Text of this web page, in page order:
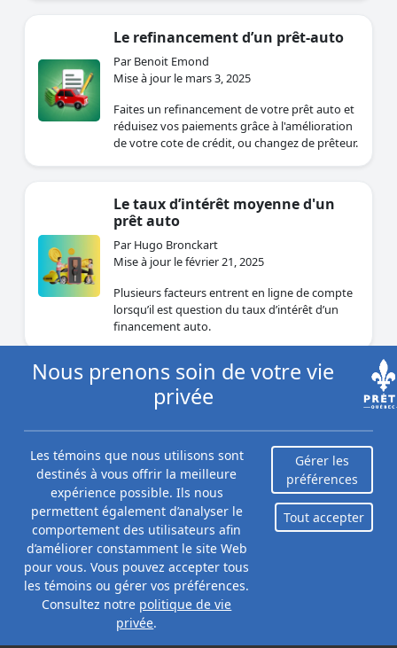
Le refinancement d’un prêt-auto
Par Benoit Emond
Mise à jour le mars 3, 2025
Faites un refinancement de votre prêt auto et
réduisez vos paiements grâce à l'amélioration
de votre cote de crédit, ou changez de prêteur.
Le taux d’intérêt moyenne d'un
prêt auto
Par Hugo Bronckart
Mise à jour le février 21, 2025
Plusieurs facteurs entrent en ligne de compte
lorsqu’il est question du taux d’intérêt d’un
financement auto.
Annuler ou résilier son contrat
d’achat d'un véhicule
Par Maidina Kadeer
Mise à jour le novembre 14, 2024
Si vous venez d'acheter une voiture chez un
concessionnaire, il y a de fortes chances que
vous ne puissiez pas la reprendre pour un
remboursement.
Financement d'une maison auto
au Québec : tout ce que vous
devez savoir
Nous prenons soin de votre vie
privée
Les témoins que nous utilisons sont
destinés à vous offrir la meilleure
expérience possible. Ils nous
permettent également d’analyser le
comportement des utilisateurs afin
d’améliorer constamment le site Web
pour vous. Vous pouvez accepter tous
les témoins ou gérer vos préférences.
Consultez notre politique de vie
privée.
Gérer les
préférences
Tout accepter